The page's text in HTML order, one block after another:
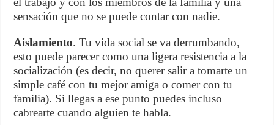
sensación que no se puede contar con nadie.
Aislamiento. Tu vida social se va derrumbando,
esto puede parecer como una ligera resistencia a la
socialización (es decir, no querer salir a tomarte un
simple café con tu mejor amiga o comer con tu
familia). Si llegas a ese punto puedes incluso
cabrearte cuando alguien te habla.